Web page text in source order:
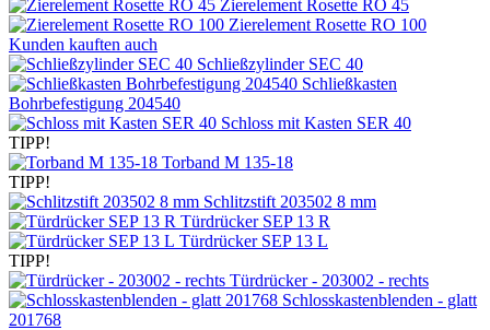
Zierelement Rosette RO 45
Zierelement Rosette RO 100
Kunden kauften auch
Schließzylinder SEC 40
Schließkasten
Bohrbefestigung 204540
Schloss mit Kasten SER 40
TIPP!
Torband M 135-18
TIPP!
Schlitzstift 203502 8 mm
Türdrücker SEP 13 R
Türdrücker SEP 13 L
TIPP!
Türdrücker - 203002 - rechts
Schlosskastenblenden - glatt
201768